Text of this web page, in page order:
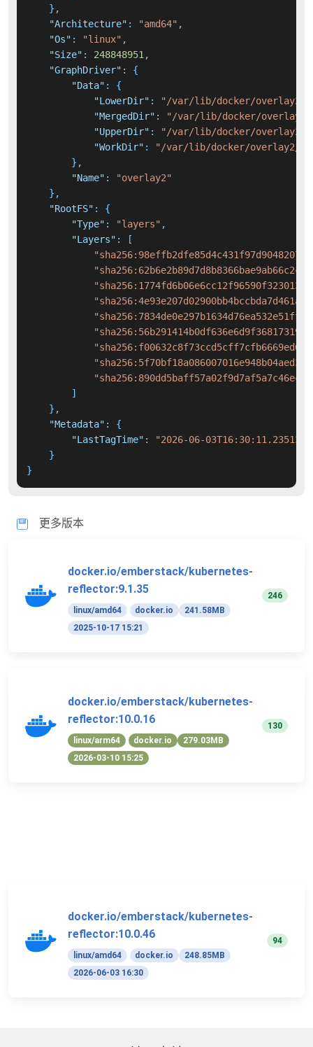
} ,
"Architecture" : "amd64" ,
"Os" : "linux" ,
"Size" : 248848951,
"GraphDriver" :
{
"Data" :
{
"LowerDir" :
"/var/lib/docker/overlay2/
"MergedDir" :
"/var/lib/docker/overlay2/
"UpperDir" :
"/var/lib/docker/overlay2/
"WorkDir" :
"/var/lib/docker/overlay2/
} ,
"Name" :
"overlay2"
} ,
"RootFS" :
{
"Type" : "layers" ,
"Layers" :
[
]
} ,
"Metadata" :
{
"LastTagTime" :
"2026-06-
}
}
更多版本
docker.io/emberstack/kubernetes-
reflector:9.1.35
linux/amd64 docker.io
241.58MB
2025-10-17 15:21
246
docker.io/emberstack/kubernetes-
reflector:10.0.16
linux/arm64 docker.io
279.03MB
2026-03-10 15:25
130
docker.io/emberstack/kubernetes-
reflector:10.0.46
linux/amd64 docker.io
248.85MB
2026-06-03 16:30
94